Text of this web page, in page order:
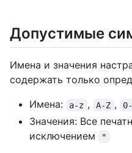
Допустимые
Имена и значения
содержать только
Имена:
a-z , A-Z ,
Значения: Все
исключением
"